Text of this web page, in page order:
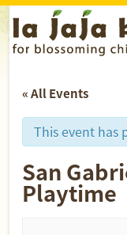
« All Events
This event has
San
Playtime